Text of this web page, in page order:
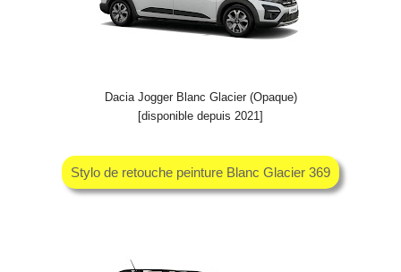
Dacia Jogger Blanc Glacier (Opaque)
[disponible depuis 2021]
Stylo de retouche peinture Blanc Glacier 369